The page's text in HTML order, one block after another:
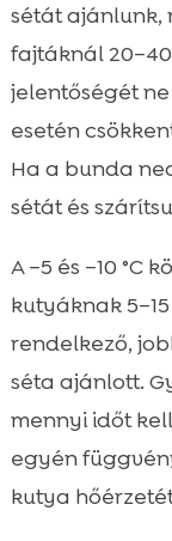
sétát ajánlunk,
fajtáknál
jelentőségét
esetén
Ha a bunda
sétát és
A –5 és –10 °C
kutyáknak
rendelkező,
séta ajánlott.
mennyi időt
egyén
kutya